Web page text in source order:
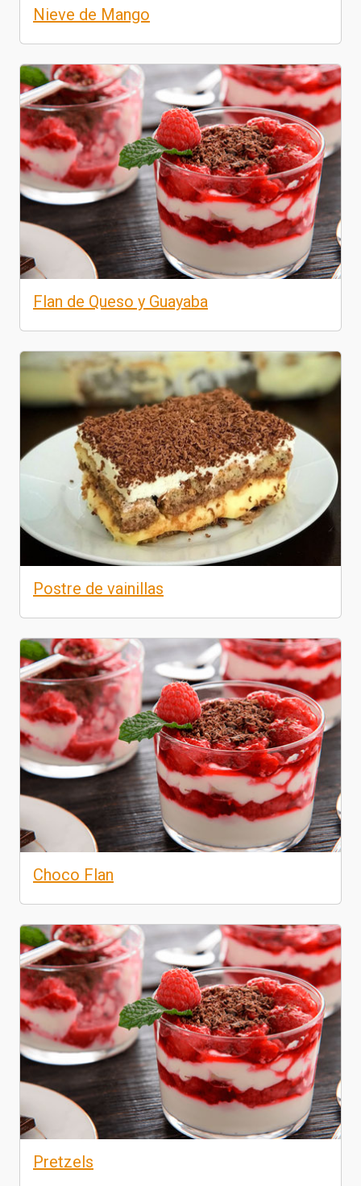
Nieve de Mango
Flan de Queso y Guayaba
Postre de vainillas
Choco Flan
Pretzels